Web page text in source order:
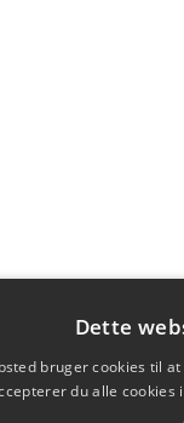
Dette
bruger cookies til
du alle cookies